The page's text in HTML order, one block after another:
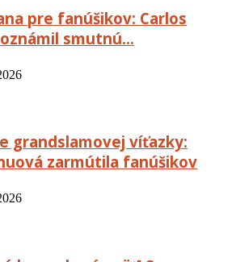
pre fanúšikov: Carlos
smutnú…
grandslamovej víťazky:
zarmútila fanúšikov